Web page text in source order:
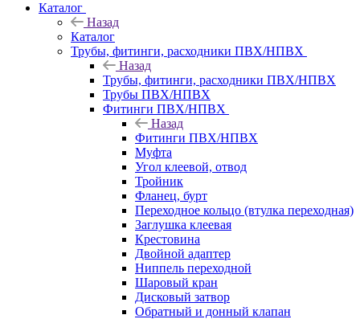
Каталог
Назад
Каталог
Трубы, фитинги, расходники ПВХ/НПВХ
Назад
Трубы, фитинги, расходники ПВХ/НПВХ
Трубы ПВХ/НПВХ
Фитинги ПВХ/НПВХ
Назад
Фитинги ПВХ/НПВХ
Муфта
Угол клеевой, отвод
Тройник
Фланец, бурт
Переходное кольцо (втулка переходная)
Заглушка клеевая
Крестовина
Двойной адаптер
Ниппель переходной
Шаровый кран
Дисковый затвор
Обратный и донный клапан